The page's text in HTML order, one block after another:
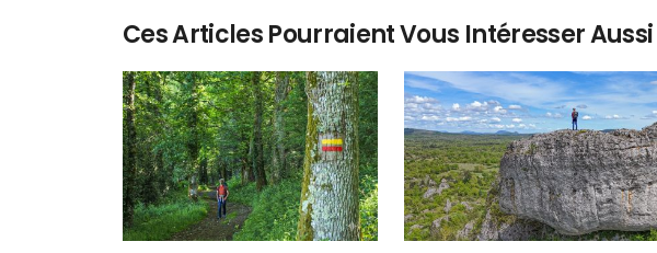
Ces Articles Pourraient Vous Intéresser Aussi